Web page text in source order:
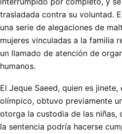
trasladada contra su voluntad.
una serie de alegaciones de
mujeres vinculadas a la familia
un llamado de atención de
humanos.
El Jeque Saeed, quien es
olímpico, obtuvo previamente
otorga la custodia de las niñas,
la sentencia podría hacerse